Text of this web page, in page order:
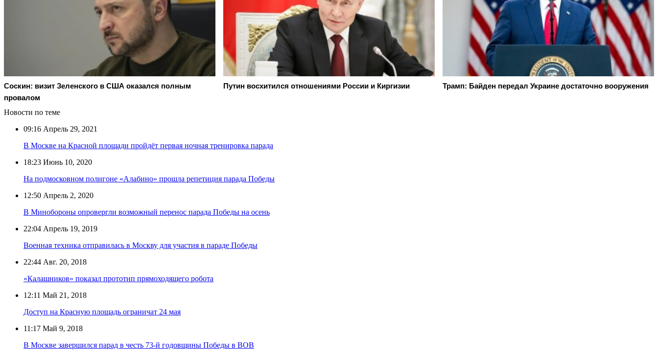
Соскин: визит Зеленского в США оказался полным
провалом
Путин восхитился отношениями России и Киргизии Трамп: Байден передал Украине достаточно вооружения
Новости по теме
09:16 Апрель 29, 2021
В Москве на Красной площади пройдёт первая ночная тренировка парада
18:23 Июнь 10, 2020
На подмосковном полигоне «Алабино» прошла репетиция парада Победы
12:50 Апрель 2, 2020
В Минобороны опровергли возможный перенос парада Победы на осень
22:04 Апрель 19, 2019
Военная техника отправилась в Москву для участия в параде Победы
22:44 Авг. 20, 2018
«Калашников» показал прототип прямоходящего робота
12:11 Май 21, 2018
Доступ на Красную площадь ограничат 24 мая
11:17 Май 9, 2018
В Москве завершился парад в честь 73-й годовщины Победы в ВОВ